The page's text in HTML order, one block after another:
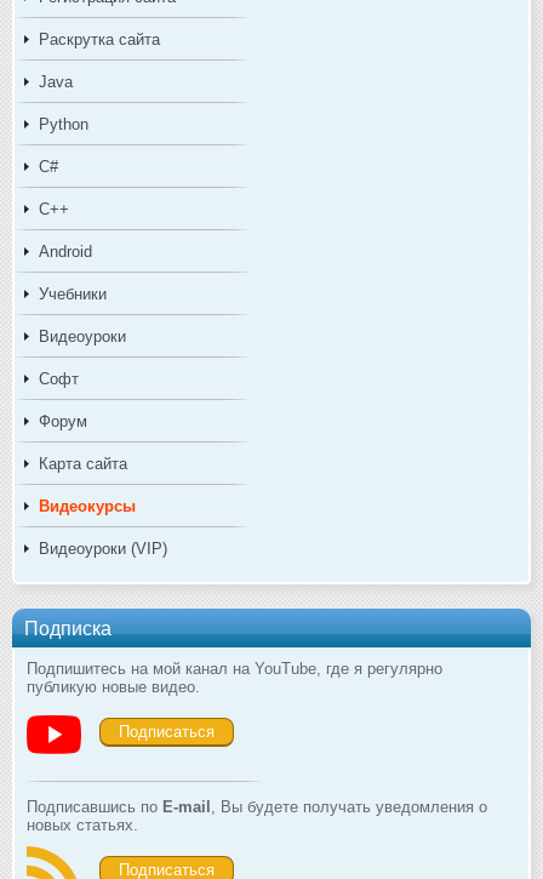
Раскрутка сайта
Java
Python
C#
C++
Android
Учебники
Видеоуроки
Софт
Форум
Карта сайта
Видеокурсы
Видеоуроки (VIP)
Подписка
Подпишитесь на мой канал на YouTube, где я регулярно
публикую новые видео.
Подписаться
Подписавшись по E-mail
, Вы будете получать уведомления о
новых статьях.
Подписаться